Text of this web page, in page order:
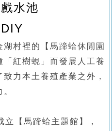
水池
DIY
村裡的【馬蹄蛤休閒園
紅樹蜆」而發展人工養
力本土養殖產業之外，
【馬蹄蛤主題館】，